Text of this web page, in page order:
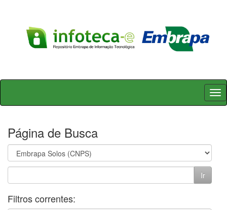
Skip
Página de Busca
Filtros correntes: